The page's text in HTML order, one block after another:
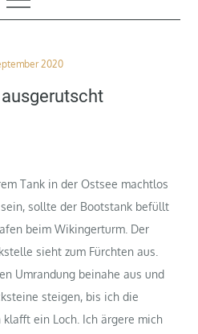
2020
Tank in der Ostsee machtlos
sollte der Bootstank befüllt
beim Wikingerturm. Der
sieht zum Fürchten aus.
Umrandung beinahe aus und
steigen, bis ich die
klafft ein Loch. Ich ärgere mich